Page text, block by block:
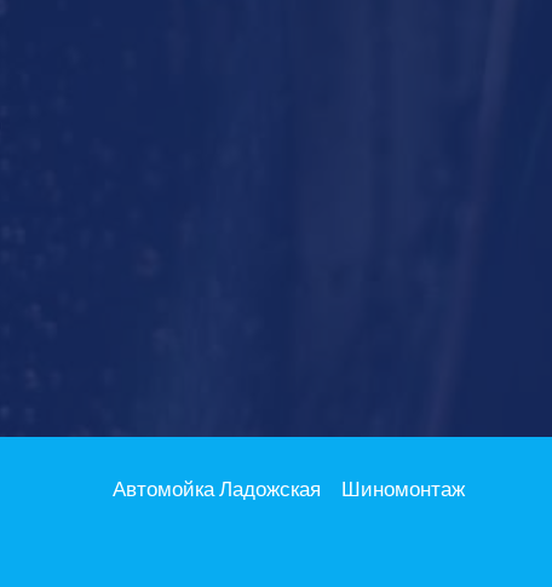
Автомойка Ладожская Шиномонтаж